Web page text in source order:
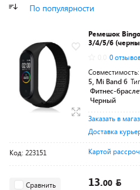
По популярности
Ремешок
3/4/5/6
0
Совместимость:
5, Mi Band 6
Фитнес-
Черный
Заказать в
Доставка
Код: 223151 Картой
Сравнить 13.00